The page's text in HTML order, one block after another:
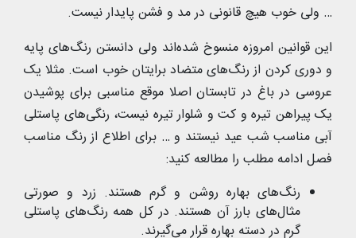
… ولی خوب هیچ قانونی در مد و فشن پایدار نیست.
این قوانین امروزه منسوخ شده‌اند ولی دانستن رنگ‌های پایه
و دوری کردن از رنگ‌های متضاد برایتان خوب است. مثلا یک
عروسی در باغ در تابستان اصلا موقع مناسبی برای پوشیدن
یک پیراهن تیره و کت و شلوار تیره نیست، رنگی‌های پاستلی
آبی مناسب شب عید نیستند و … برای اطلاع از رنگ مناسب
فصل ادامه مطلب را مطالعه کنید:
رنگ‌های بهاره روشن و گرم هستند. زرد و صورتی
مثال‌های بارز آن هستند. در کل همه رنگ‌های پاستلی
گرم در دسته بهاره قرار می‌گیرند.